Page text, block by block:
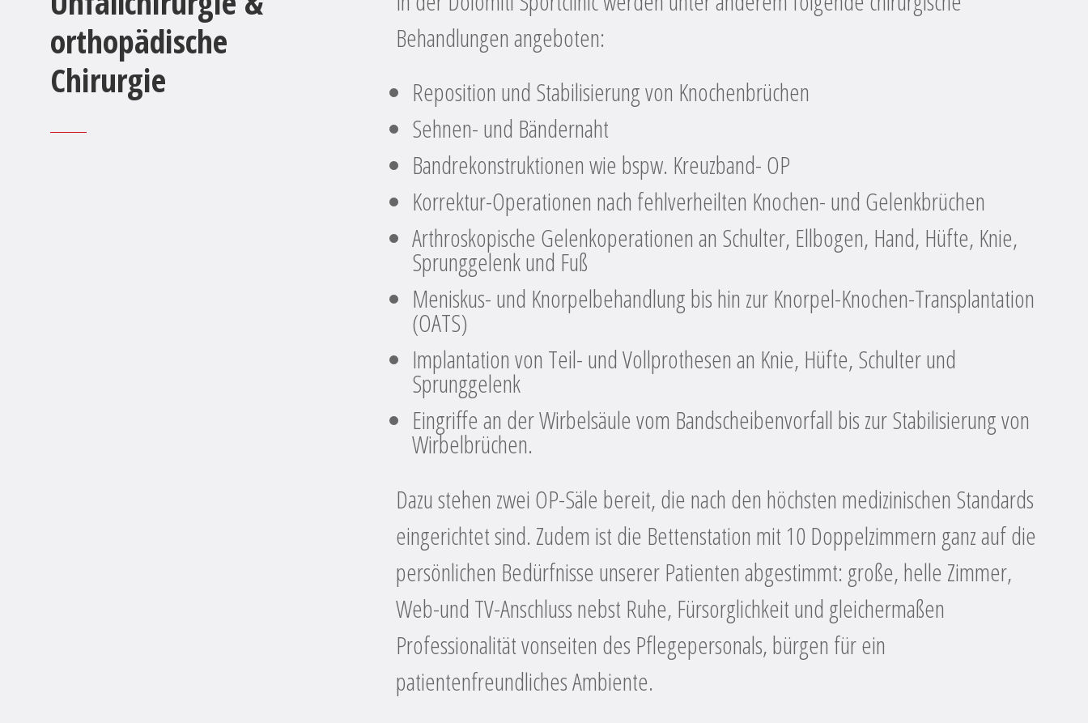
orthopädische
Chirurgie
Behandlungen angeboten:
Reposition und Stabilisierung von Knochenbrüchen
Sehnen- und Bändernaht
Bandrekonstruktionen wie bspw. Kreuzband- OP
Korrektur-Operationen nach fehlverheilten Knochen- und Gelenkbrüchen
Arthroskopische Gelenkoperationen an Schulter, Ellbogen, Hand, Hüfte, Knie,
Sprunggelenk und Fuß
Meniskus- und Knorpelbehandlung bis hin zur Knorpel-Knochen-Transplantation
(OATS)
Implantation von Teil- und Vollprothesen an Knie, Hüfte, Schulter und
Sprunggelenk
Eingriffe an der Wirbelsäule vom Bandscheibenvorfall bis zur Stabilisierung von
Wirbelbrüchen.
Dazu stehen zwei OP-Säle bereit, die nach den höchsten medizinischen Standards
eingerichtet sind. Zudem ist die Bettenstation mit 10 Doppelzimmern ganz auf die
persönlichen Bedürfnisse unserer Patienten abgestimmt: große, helle Zimmer,
Web-und TV-Anschluss nebst Ruhe, Fürsorglichkeit und gleichermaßen
Professionalität vonseiten des Pflegepersonals, bürgen für ein
patientenfreundliches Ambiente.